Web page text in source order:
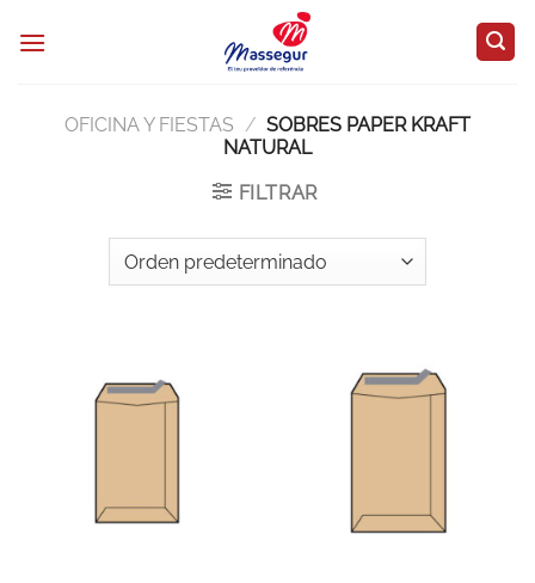
OFICINA Y FIESTAS / SOBRES PAPER KRAFT
NATURAL
FILTRAR